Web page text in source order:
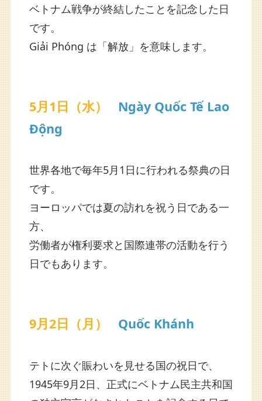
ベトナム戦争が終結したことを記念した日
です。
Giải Phóng は「解放」を意味します。
5月1日（水）
Ngày Quốc Tế Lao
Động
世界各地で毎年5月1日に行われる祭典の日
です。
ヨーロッパでは夏の訪れを祝う日である一
方、
労働者が権利要求と国際連帯の活動を行う
日でもあります。
9月2日（月） Quốc Khánh
テトに次ぐ賑わいを見せる国の祝日で、
1945年9月2日、正式にベトナム民主共和国